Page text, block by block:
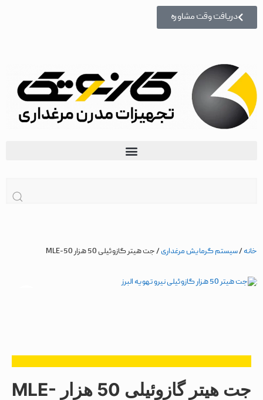
دریافت وقت مشاوره
خانه/سیستم گرمایش مرغداری/ جت هیتر گازوئیلی 50 هزار MLE-50
جت هیتر گازوئیلی 50 هزار MLE-